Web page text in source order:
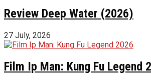
Review Deep Water (2026)
27 July, 2026
Film Ip Man: Kung Fu Legend